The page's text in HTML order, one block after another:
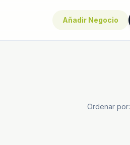
Añadir Negocio
Ordenar por: